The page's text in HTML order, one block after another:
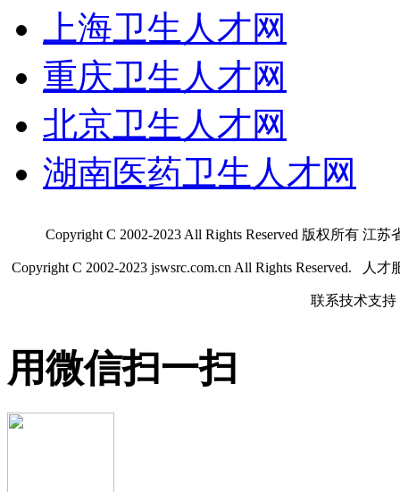
上海卫生人才网
重庆卫生人才网
北京卫生人才网
湖南医药卫生人才网
Copyright C 2002-2023 All Rights Reserved 版权所有
Copyright C 2002-2023 jswsrc.com.cn All Rights Reserved. 人
联系技术支持
用微信扫一扫